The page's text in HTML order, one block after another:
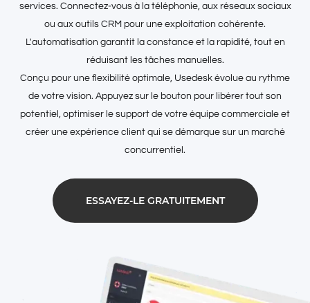
services. Connectez-vous à la téléphonie, aux réseaux sociaux
ou aux outils CRM pour une exploitation cohérente.
L'automatisation garantit la constance et la rapidité, tout en
réduisant les tâches manuelles.
Conçu pour une flexibilité optimale, Usedesk évolue au rythme
de votre vision. Appuyez sur le bouton pour libérer tout son
potentiel, optimiser le support de votre équipe commerciale et
créer une expérience client qui se démarque sur un marché
concurrentiel.
ESSAYEZ-LE GRATUITEMENT